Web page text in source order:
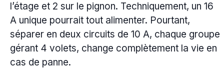
l’étage et 2 sur le pignon. Techniquement, un 16
A unique pourrait tout alimenter. Pourtant,
séparer en deux circuits de 10 A, chaque groupe
gérant 4 volets, change complètement la vie en
cas de panne.